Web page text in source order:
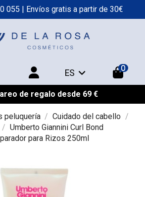
055 | Envíos gratis a partir de 30€
ES 0
de regalo desde 69 €
peluquería
Cuidado del cabello
Umberto Giannini Curl Bond
para Rizos 250ml